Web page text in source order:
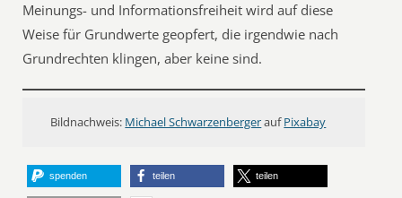
Meinungs- und Informationsfreiheit wird auf diese
Weise für Grundwerte geopfert, die irgendwie nach
Grundrechten klingen, aber keine sind.
Bildnachweis: Michael SchwarzenbergeraufPixabay
spenden teilen teilen